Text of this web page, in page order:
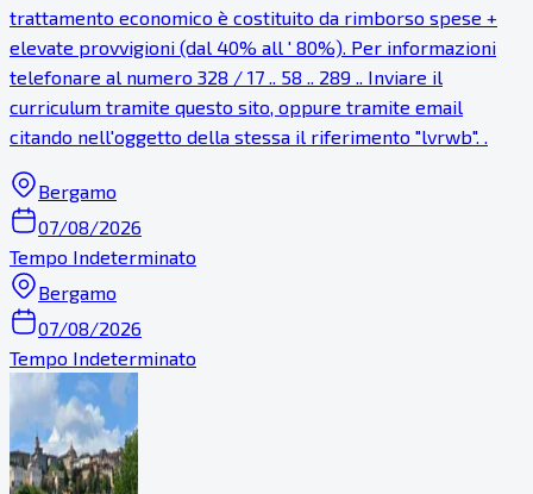
trattamento economico è costituito da rimborso spese +
elevate provvigioni (dal 40% all ' 80%). Per informazioni
telefonare al numero 328 / 17 .. 58 .. 289 .. Inviare il
curriculum tramite questo sito, oppure tramite email
citando nell'oggetto della stessa il riferimento "lvrwb". .
Bergamo
07/08/2026
Tempo Indeterminato
Bergamo
07/08/2026
Tempo Indeterminato